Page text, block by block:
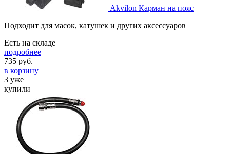
Akvilon Карман на пояс
Подходит для масок, катушек и других аксессуаров
Есть на складе
подробнее
735 руб.
в корзину
3 уже
купили